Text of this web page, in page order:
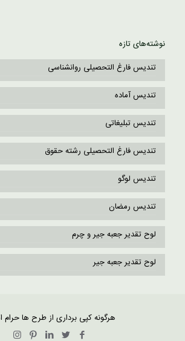
نوشته‌های تازه
تندیس فارغ التحصیلی روانشناسی
تندیس آماده
تندیس تبلیغاتی
تندیس فارغ التحصیلی رشته حقوق
تندیس لوگو
تندیس رمضان
لوح تقدیر جعبه جیر و چرم
لوح تقدیر جعبه جیر
هرگونه کپی برداری از طرح ها